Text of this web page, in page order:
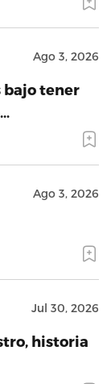
Ago 3, 2026
bajo tener
Ago 3, 2026
Jul 30, 2026
historia